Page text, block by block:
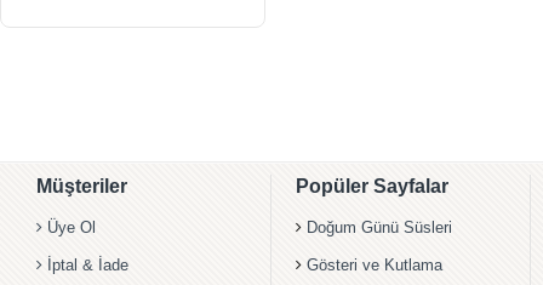
Müşteriler
Üye Ol
İptal & İade
Popüler Sayfalar
Doğum Günü Süsleri
Gösteri ve Kutlama